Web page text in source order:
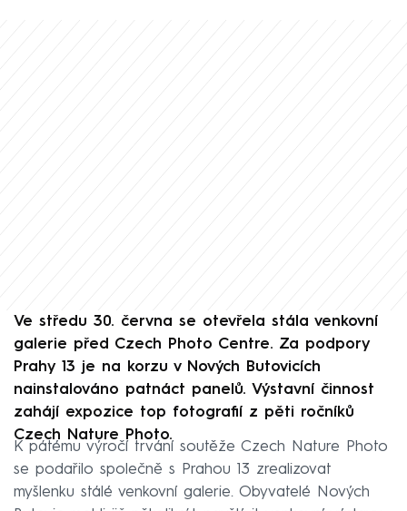
Ve středu 30. června se otevřela stála venkovní
galerie před Czech Photo Centre. Za podpory
Prahy 13 je na korzu v Nových Butovicích
nainstalováno patnáct panelů. Výstavní činnost
zahájí expozice top fotografií z pěti ročníků
Czech Nature Photo.
K pátému výročí trvání soutěže Czech Nature Photo
se podařilo společně s Prahou 13 zrealizovat
myšlenku stálé venkovní galerie. Obyvatelé Nových